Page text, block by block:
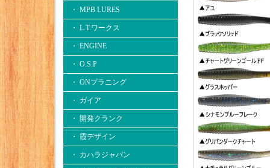
・ MPB LURES
・ L.T.ワークス
・ ENGINE
・ O.S.P
・ ONプラニング
・ ガイア
・ 開発クランク
・ 霞デザイン
・ カハラジャパン